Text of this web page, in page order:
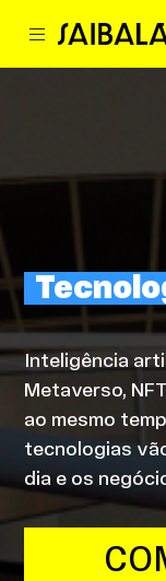
Inteligência
Metaverso,
ao mesmo
tecnologias
dia e os